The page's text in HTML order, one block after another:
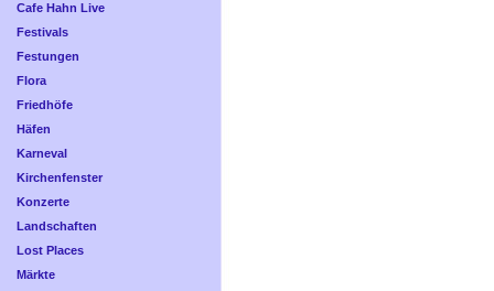
Cafe Hahn Live
Festivals
Festungen
Flora
Friedhöfe
Häfen
Karneval
Kirchenfenster
Konzerte
Landschaften
Lost Places
Märkte